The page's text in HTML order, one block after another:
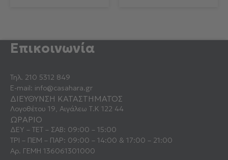
Επικοινωνία
Τηλ. 210 5312 849
E-mail: info@casahara.gr
ΔΙΕΥΘΥΝΣΗ ΚΑΤΑΣΤΗΜΑΤΟΣ
Λογοθέτου 19, Αιγάλεω Τ.Κ 122 44
ΩΡΑΡΙΟ
ΔΕΥ – ΤΕΤ – ΣΑΒ: 09:00 – 15:00
ΤΡΙ – ΠΕΜ – ΠΑΡ: 09:00 – 14:00 & 17:00 – 21:00
Αρ. ΓΕΜΗ 136061301000